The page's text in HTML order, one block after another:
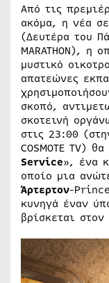
Από τις
ακόμα, η νέα
(Δευτέρα του
MARATHON), η
μυστικό
απατεώνες
σκοπό,
σκοτεινή
στις 23:00
COSMOTE TV)
Service», ένα
οποίο μια
Άρτερτον-
κυνηγά έναν
βρίσκεται